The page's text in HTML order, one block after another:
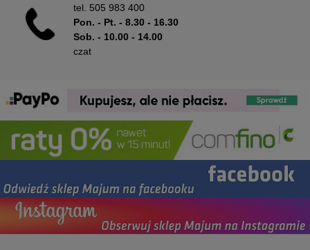
tel. 505 983 400
Pon. - Pt. - 8.30 - 16.30
Sob. - 10.00 - 14.00
czat